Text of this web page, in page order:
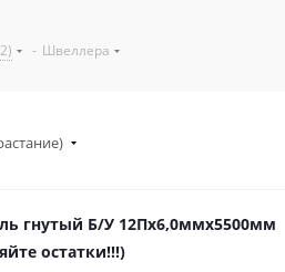
- Швеллера
гнутый Б/У 12Пх6,0ммх5500мм
остатки!!!)